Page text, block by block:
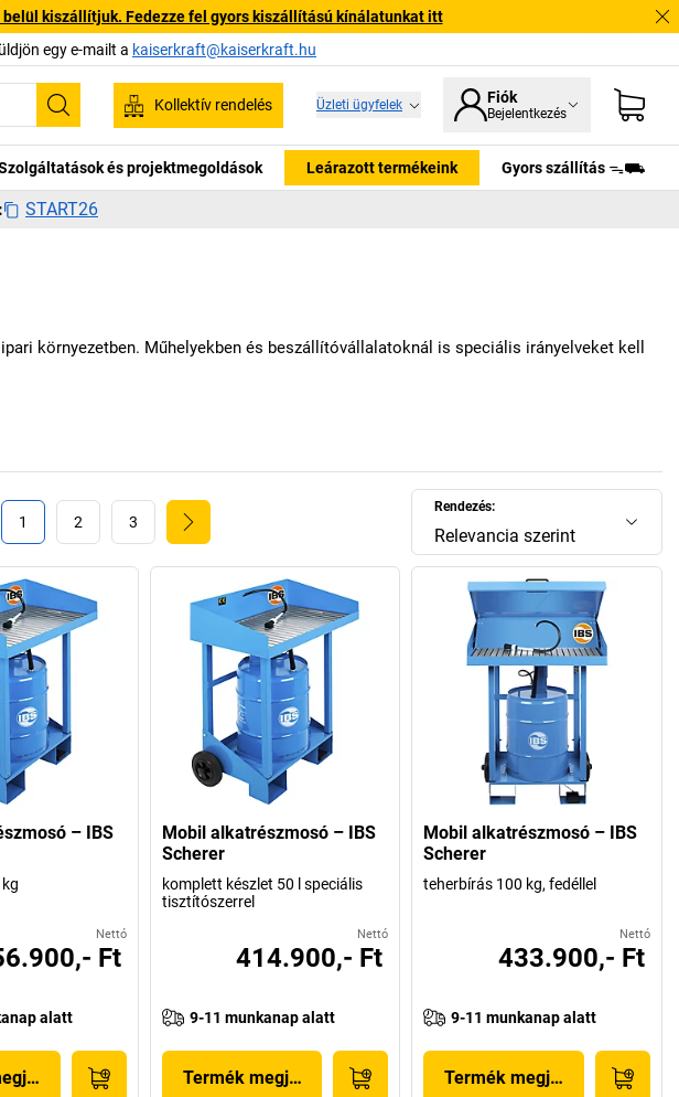
kiszállítjuk. Fedezze fel gyors kiszállítású kínálatunkat itt
egy e-mailt a kaiserkraft@kaiserkraft.hu
Keresés
Kollektív rendelés Üzleti ügyfelek Fiók
Bejelentkezés
és projektmegoldások Leárazott termékeink Gyors szállítás ᯓ⛟
START26
környezetben. Műhelyekben és beszállítóvállalatoknál is speciális irányelveket kell
Rendezés:
Relevancia szerint
1 2 3
– IBS
Nettó
Ft
alatt
Mobil alkatrészmosó – IBS
Scherer
komplett készlet 50 l speciális
tisztítószerrel
Nettó
414.900,- Ft
9-11 munkanap alatt
Termék megjelenítése
Mobil alkatrészmosó – IBS
Scherer
teherbírás 100 kg, fedéllel
Nettó
433.900,- Ft
9-11 munkanap alatt
Termék megjelenítése